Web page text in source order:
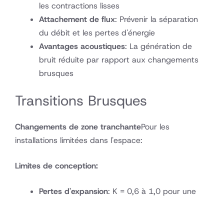
les contractions lisses
Attachement de flux: Prévenir la séparation
du débit et les pertes d'énergie
Avantages acoustiques: La génération de
bruit réduite par rapport aux changements
brusques
Transitions Brusques
Changements de zone tranchantePour les
installations limitées dans l'espace:
Limites de conception:
Pertes d'expansion: K = 0,6 à 1,0 pour une